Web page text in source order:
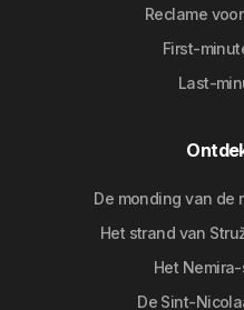
Reclame
First-
Last-
De monding van de
Het strand van
Het
De Sint-